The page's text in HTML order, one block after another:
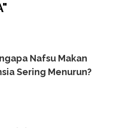
Nafsu Makan
Sering Menurun?